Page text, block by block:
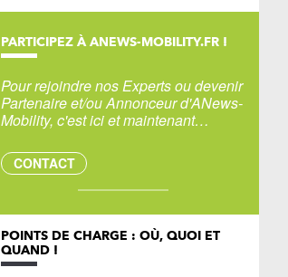
PARTICIPEZ À ANEWS-MOBILITY.FR !
Pour rejoindre nos Experts ou devenir
Partenaire et/ou Annonceur d'ANews-
Mobility, c'est ici et maintenant…
CONTACT
POINTS DE CHARGE : OÙ, QUOI ET
QUAND !